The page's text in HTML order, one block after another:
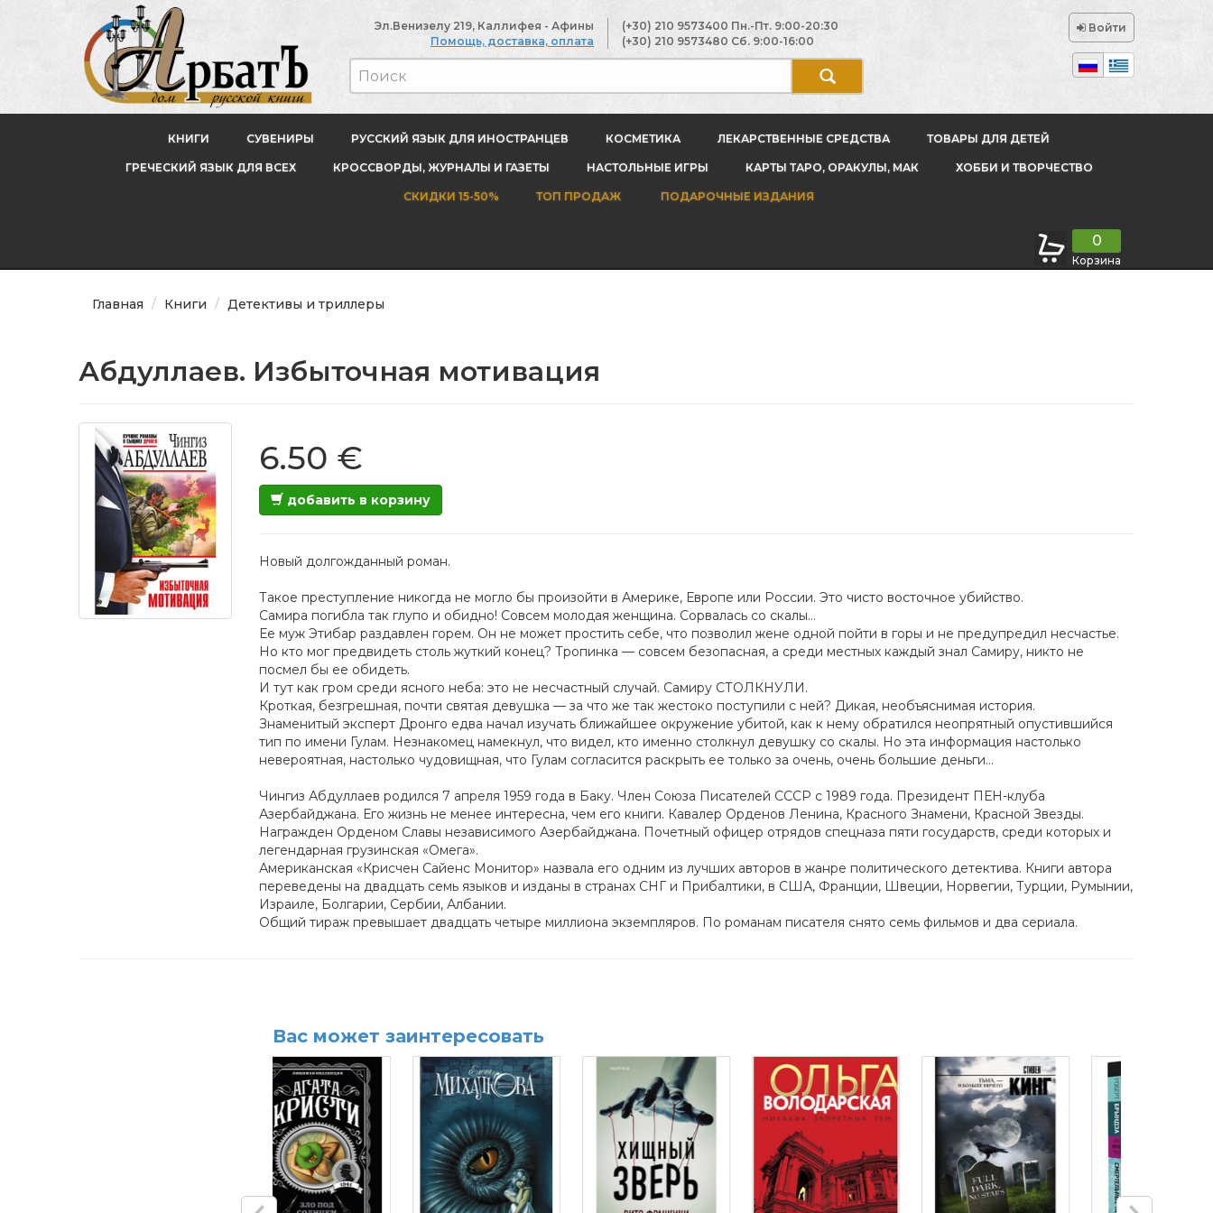
Эл.Венизелу 219, Каллифея - Афины
Помощь, доставка, оплата
(+30) 210 9573400 Пн.-Пт. 9:00-20:30
(+30) 210 9573480 Сб. 9:00-16:00
Войти
КНИГИ СУВЕНИРЫ РУССКИЙ ЯЗЫК ДЛЯ ИНОСТРАНЦЕВ КОСМЕТИКА ЛЕКАРСТВЕННЫЕ СРЕДСТВА ТОВАРЫ ДЛЯ ДЕТЕЙ
ГРЕЧЕСКИЙ ЯЗЫК ДЛЯ ВСЕХ КРОССВОРДЫ, ЖУРНАЛЫ И ГАЗЕТЫ НАСТОЛЬНЫЕ ИГРЫ КАРТЫ ТАРО, ОРАКУЛЫ, МАК ХОББИ И ТВОРЧЕСТВО
СКИДКИ 15-50% ТОП ПРОДАЖ ПОДАРОЧНЫЕ ИЗДАНИЯ
0
Корзина
Главная Книги Детективы и триллеры
Абдуллаев. Избыточная мотивация
6.50 €
добавить в корзину
Новый долгожданный роман.
Такое преступление никогда не могло бы произойти в Америке, Европе или России. Это чисто восточное убийство.
Самира погибла так глупо и обидно! Совсем молодая женщина. Сорвалась со скалы…
Ее муж Этибар раздавлен горем. Он не может простить себе, что позволил жене одной пойти в горы и не предупредил несчастье.
Но кто мог предвидеть столь жуткий конец? Тропинка — совсем безопасная, а среди местных каждый знал Самиру, никто не
посмел бы ее обидеть.
И тут как гром среди ясного неба: это не несчастный случай. Самиру СТОЛКНУЛИ.
Кроткая, безгрешная, почти святая девушка — за что же так жестоко поступили с ней? Дикая, необъяснимая история.
Знаменитый эксперт Дронго едва начал изучать ближайшее окружение убитой, как к нему обратился неопрятный опустившийся
тип по имени Гулам. Незнакомец намекнул, что видел, кто именно столкнул девушку со скалы. Но эта информация настолько
невероятная, настолько чудовищная, что Гулам согласится раскрыть ее только за очень, очень большие деньги…
Чингиз Абдуллаев родился 7 апреля 1959 года в Баку. Член Союза Писателей СССР с 1989 года. Президент ПЕН-клуба
Азербайджана. Его жизнь не менее интересна, чем его книги. Кавалер Орденов Ленина, Красного Знамени, Красной Звезды.
Награжден Орденом Славы независимого Азербайджана. Почетный офицер отрядов спецназа пяти государств, среди которых и
легендарная грузинская «Омега».
Американская «Крисчен Сaйенс Монитор» назвала его одним из лучших авторов в жанре политического детектива. Книги автора
переведены на двадцать семь языков и изданы в странах СНГ и Прибалтики, в США, Франции, Швеции, Норвегии, Турции, Румынии,
Израиле, Болгарии, Сербии, Албании.
Общий тираж превышает двадцать четыре миллиона экземпляров. По романам писателя снято семь фильмов и два сериала.
Вас может заинтересовать